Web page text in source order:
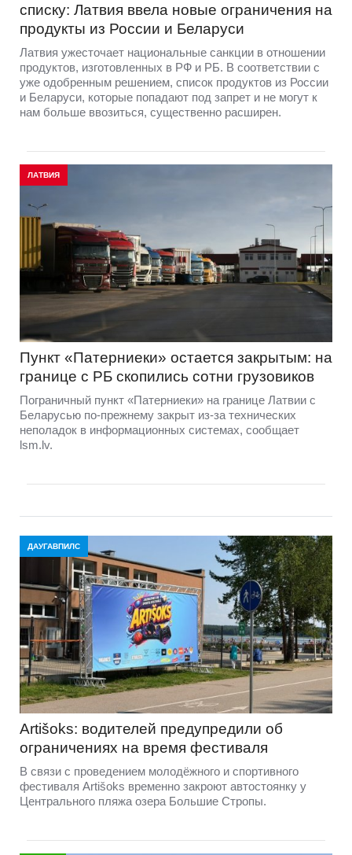
списку: Латвия ввела новые ограничения на
продукты из России и Беларуси
Латвия ужесточает национальные санкции в отношении
продуктов, изготовленных в РФ и РБ. В соответствии с
уже одобренным решением, список продуктов из России
и Беларуси, которые попадают под запрет и не могут к
нам больше ввозиться, существенно расширен.
ЛАТВИЯ
Пункт «Патерниеки» остается закрытым: на
границе с РБ скопились сотни грузовиков
Пограничный пункт «Патерниеки» на границе Латвии с
Беларусью по-прежнему закрыт из-за технических
неполадок в информационных системах, сообщает
lsm.lv.
ДАУГАВПИЛС
Artišoks: водителей предупредили об
ограничениях на время фестиваля
В связи с проведением молодёжного и спортивного
фестиваля Artišoks временно закроют автостоянку у
Центрального пляжа озера Большие Стропы.